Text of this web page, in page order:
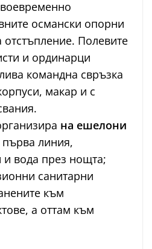
османски опорни
Полевите
и ординарци
командна свръзка
макар и с
на ешелони
линия,
вода през нощта;
санитарни
към
а оттам към